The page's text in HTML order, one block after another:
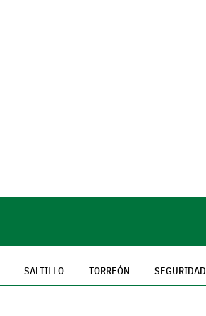
SALTILLO TORREÓN SEGURIDAD